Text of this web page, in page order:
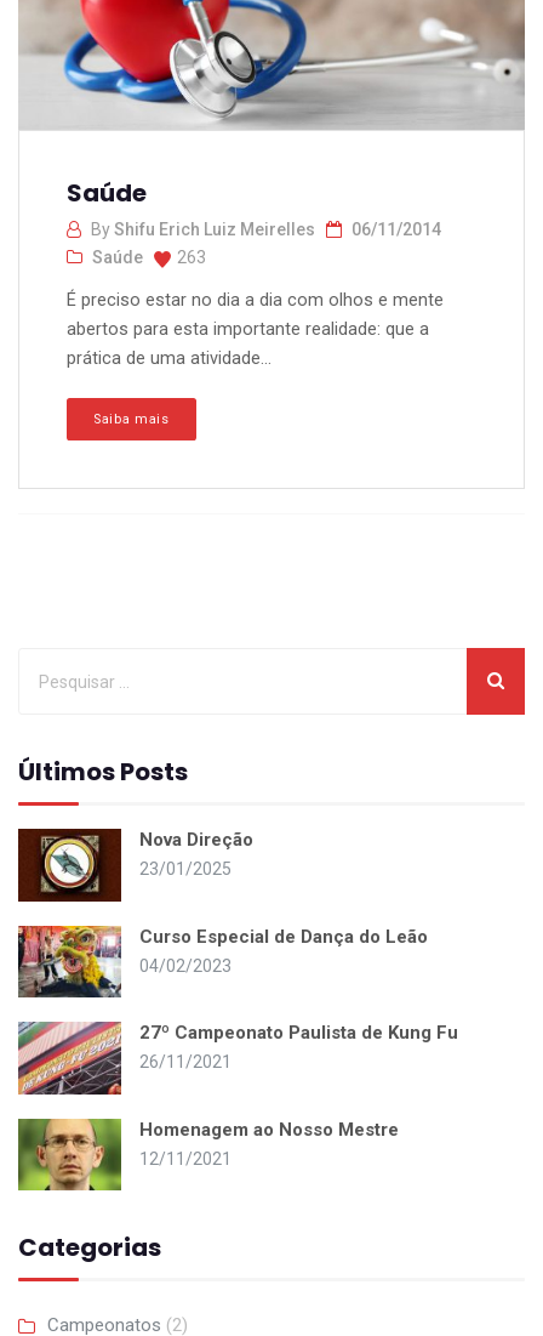
Saúde
ByShifu Erich Luiz Meirelles
06/11/2014
Saúde
263
É preciso estar no dia a dia com olhos e mente
abertos para esta importante realidade: que a
prática de uma atividade...
Saiba mais
Últimos Posts
Nova Direção
23/01/2025
Curso Especial de Dança do Leão
04/02/2023
27º Campeonato Paulista de Kung Fu
26/11/2021
Homenagem ao Nosso Mestre
12/11/2021
Categorias
Campeonatos (2)